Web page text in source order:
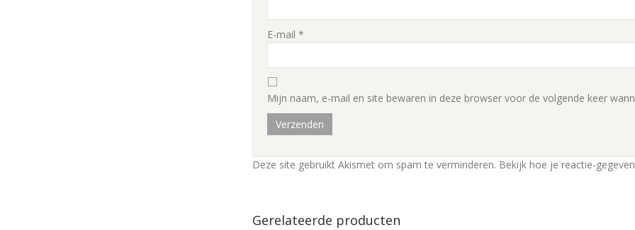
E-mail *
Mijn naam, e-mail en site bewaren in deze browser voor de volgende keer
Deze site gebruikt Akismet om spam te verminderen. Bekijk hoe je reactie-
Gerelateerde producten